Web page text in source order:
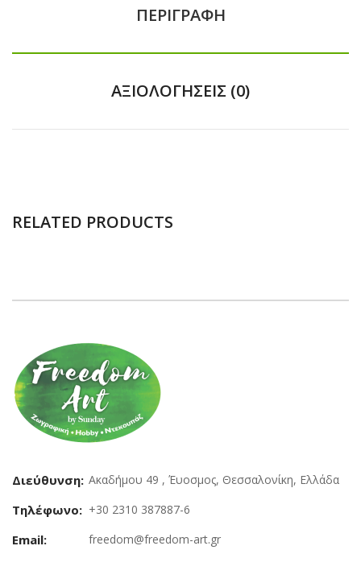
ΠΕΡΙΓΡΑΦΉ
ΑΞΙΟΛΟΓΉΣΕΙΣ (0)
RELATED PRODUCTS
Διεύθυνση: Ακαδήμου 49 , Έυοσμος, Θεσσαλονίκη, Ελλάδα
Τηλέφωνο: +30 2310 387887-6
Email: freedom@freedom-art.gr